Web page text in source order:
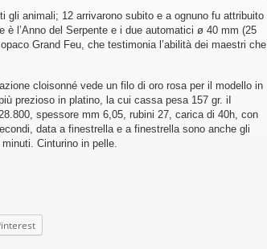
gli animali; 12 arrivarono subito e a ognuno fu attribuito
l’Anno del Serpente e i due automatici ø 40 mm (25
Grand Feu, che testimonia l’abilità dei maestri che
cloisonné vede un filo di oro rosa per il modello in
prezioso in platino, la cui cassa pesa 157 gr. iI
spessore mm 6,05, rubini 27, carica di 40h, con
data a finestrella e a finestrella sono anche gli
Cinturino in pelle.